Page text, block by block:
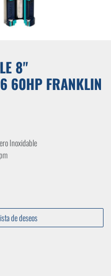
8"
60HP FRANKLIN
Inoxidable
de deseos